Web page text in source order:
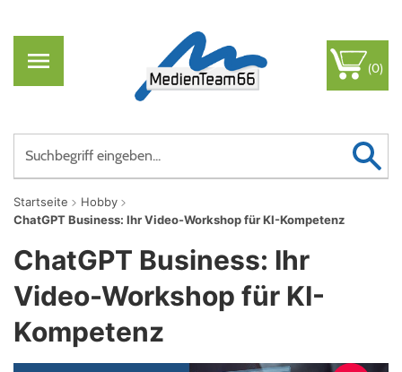
(0)
Startseite
Hobby
ChatGPT Business: Ihr Video-Workshop für KI-Kompetenz
ChatGPT Business: Ihr
Video-Workshop für KI-
Kompetenz